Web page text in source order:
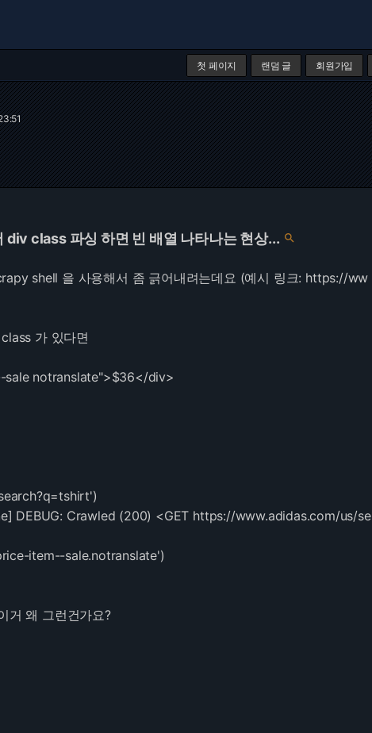
첫 페이지 랜덤 글 회원가입
class 파싱 하면 빈 배열 나타나는 현상... 
shell 을 사용해서 좀 긁어내려는데요 (예시 링크: https://ww
가 있다면
notranslate">$36</div>
DEBUG: Crawled (200) <GET https://www.adidas.com/us/se
item--sale.notranslate')
거 왜 그런건가요?